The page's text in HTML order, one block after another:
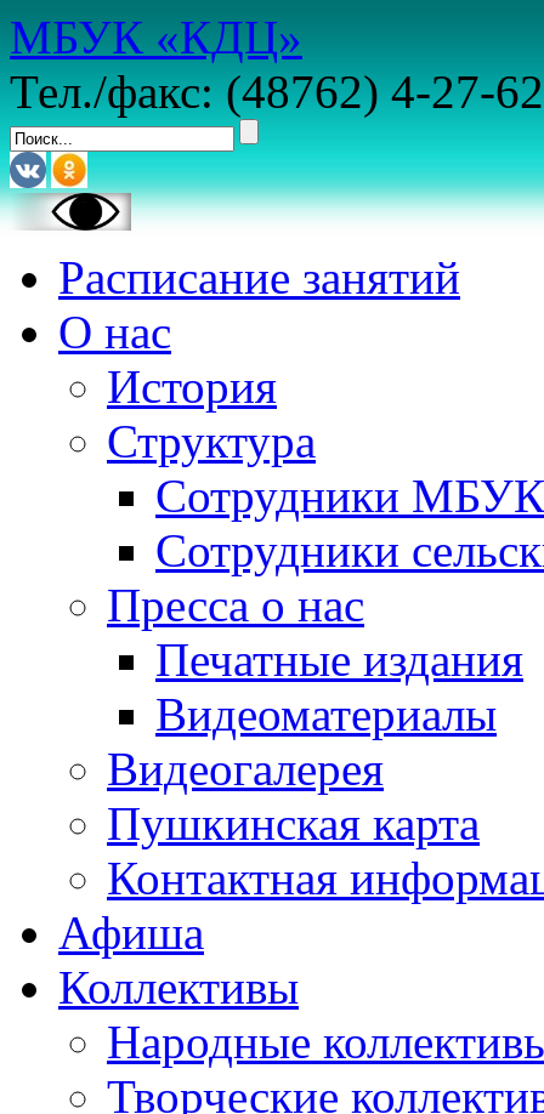
МБУК «КДЦ»
Тел./факс: (48762) 4-27-62
Расписание занятий
О нас
История
Структура
Сотрудники
Сотрудники
Пресса о нас
Печатные издания
Видеоматериалы
Видеогалерея
Пушкинская карта
Контактная
Афиша
Коллективы
Народные
Творческие